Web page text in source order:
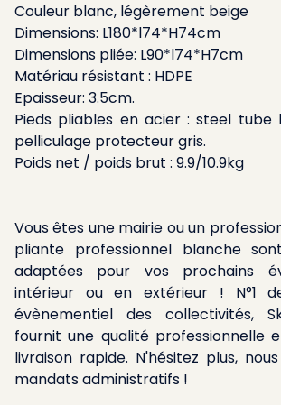
Couleur blanc, légèrement beige
Dimensions: L180*l74*H74cm
Dimensions pliée: L90*l74*H7cm
Matériau résistant : HDPE
Epaisseur: 3.5cm.
Pieds pliables en acier : steel tube
pelliculage protecteur gris.
Poids net / poids brut : 9.9/10.9kg
Vous êtes une mairie ou un
pliante professionnel blanche
adaptées pour vos prochains
intérieur ou en extérieur ! N°1
évènementiel des collectivités,
fournit une qualité professionnelle
livraison rapide. N'hésitez plus,
mandats administratifs !